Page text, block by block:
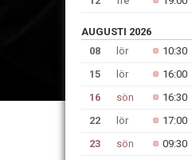
AUGUSTI 2026
08
lör 10:30
15
lör 16:00
16
sön 16:30
22
lör 17:00
23
sön 09:30